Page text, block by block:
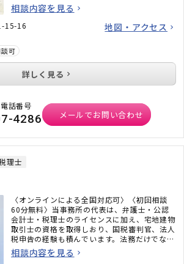
相談内容を見る
15-16 地図・アクセス
可
詳しく見る
話番号
4286 メールでお問い合わせ
理士
〈オンラインによる全国対応可〉〈初回相談
60分無料〉当事務所の代表は、弁護士・公認
会計士・税理士のライセンスに加え、宅地建物
取引士の資格を取得しおり、国税審判官、法人
税申告の経験も積んでいます。法務だけでな
く、税務のことまで考えた包括的なサポートを
ご提供いたします。不動産・相続でお困りの
相談内容を見る